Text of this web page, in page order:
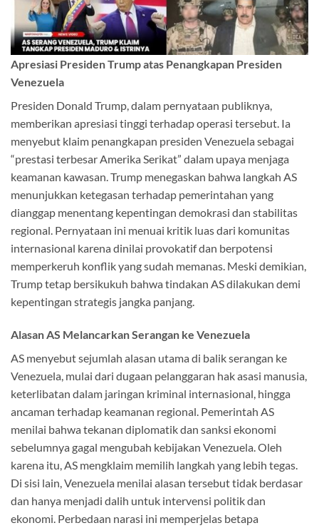
Apresiasi Presiden Trump atas Penangkapan Presiden
Venezuela
Presiden Donald Trump, dalam pernyataan publiknya,
memberikan apresiasi tinggi terhadap operasi tersebut. Ia
menyebut klaim penangkapan presiden Venezuela sebagai
“prestasi terbesar Amerika Serikat” dalam upaya menjaga
keamanan kawasan. Trump menegaskan bahwa langkah AS
menunjukkan ketegasan terhadap pemerintahan yang
dianggap menentang kepentingan demokrasi dan stabilitas
regional. Pernyataan ini menuai kritik luas dari komunitas
internasional karena dinilai provokatif dan berpotensi
memperkeruh konflik yang sudah memanas. Meski demikian,
Trump tetap bersikukuh bahwa tindakan AS dilakukan demi
kepentingan strategis jangka panjang.
Alasan AS Melancarkan Serangan ke Venezuela
AS menyebut sejumlah alasan utama di balik serangan ke
Venezuela, mulai dari dugaan pelanggaran hak asasi manusia,
keterlibatan dalam jaringan kriminal internasional, hingga
ancaman terhadap keamanan regional. Pemerintah AS
menilai bahwa tekanan diplomatik dan sanksi ekonomi
sebelumnya gagal mengubah kebijakan Venezuela. Oleh
karena itu, AS mengklaim memilih langkah yang lebih tegas.
Di sisi lain, Venezuela menilai alasan tersebut tidak berdasar
dan hanya menjadi dalih untuk intervensi politik dan
ekonomi. Perbedaan narasi ini memperjelas betapa